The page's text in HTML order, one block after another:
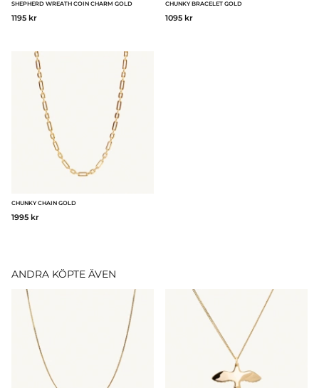
SHEPHERD WREATH COIN CHARM GOLD
1195 kr
CHUNKY BRACELET GOLD
1095 kr
CHUNKY CHAIN GOLD
1995 kr
ANDRA KÖPTE ÄVEN